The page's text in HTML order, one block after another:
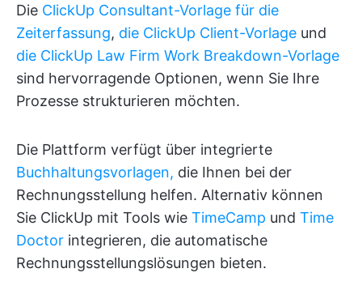
Die ClickUp Consultant-Vorlage für die
Zeiterfassung, die ClickUp Client-Vorlage und
die ClickUp Law Firm Work Breakdown-Vorlage
sind hervorragende Optionen, wenn Sie Ihre
Prozesse strukturieren möchten.
Die Plattform verfügt über integrierte
Buchhaltungsvorlagen, die Ihnen bei der
Rechnungsstellung helfen. Alternativ können
Sie ClickUp mit Tools wie TimeCamp und Time
Doctor integrieren, die automatische
Rechnungsstellungslösungen bieten.